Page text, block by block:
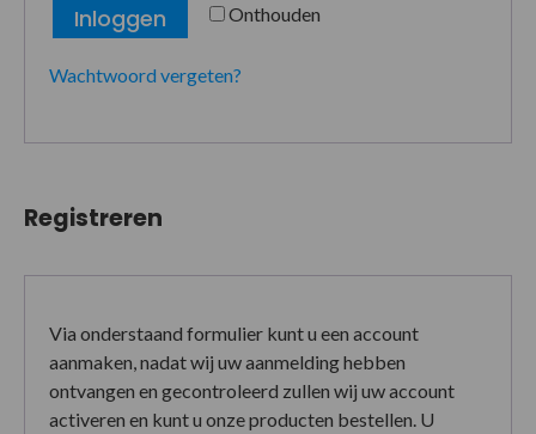
Onthouden
Inloggen
Wachtwoord vergeten?
Registreren
Via onderstaand formulier kunt u een account
aanmaken, nadat wij uw aanmelding hebben
ontvangen en gecontroleerd zullen wij uw account
activeren en kunt u onze producten bestellen. U